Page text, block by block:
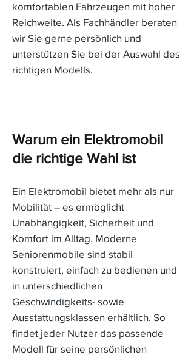
komfortablen Fahrzeugen mit hoher
Reichweite. Als Fachhändler beraten
wir Sie gerne persönlich und
unterstützen Sie bei der Auswahl des
richtigen Modells.
Warum ein Elektromobil
die richtige Wahl ist
Ein Elektromobil bietet mehr als nur
Mobilität – es ermöglicht
Unabhängigkeit, Sicherheit und
Komfort im Alltag. Moderne
Seniorenmobile sind stabil
konstruiert, einfach zu bedienen und
in unterschiedlichen
Geschwindigkeits- sowie
Ausstattungsklassen erhältlich. So
findet jeder Nutzer das passende
Modell für seine persönlichen